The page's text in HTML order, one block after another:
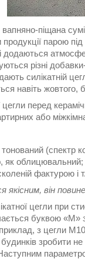
вапняно-піщана
парою
різні
силікатній
навіть жовтого,
перед
або
(спектр
облицювальний;
фактурою і
якісним, він
цегли при
буквою
з цегли
будинків зробити